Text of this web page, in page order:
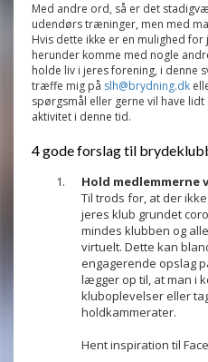
Med andre ord, så er det
udendørs træninger, men med
Hvis dette ikke er en mulighed
herunder komme med nogle
holde liv i jeres forening, i denne
træffe mig på slh@brydning.dk
spørgsmål eller gerne vil have
aktivitet i denne tid.
4 gode forslag til
Hold medlemmerne
Til trods for, at der
jeres klub grundet
mindes klubben og
virtuelt. Dette kan
engagerende opslag
lægger op til, at man i
kluboplevelser eller
holdkammerater.
Hent inspiration til